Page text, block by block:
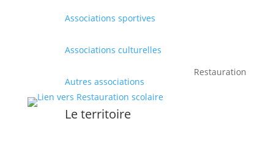
Associations sportives
Associations culturelles
Autres associations
Le territoire
Restauration